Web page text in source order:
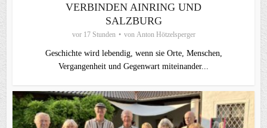
VERBINDEN AINRING UND
SALZBURG
vor 17 Stunden von Anton Hötzelsperger
Geschichte wird lebendig, wenn sie Orte, Menschen,
Vergangenheit und Gegenwart miteinander...